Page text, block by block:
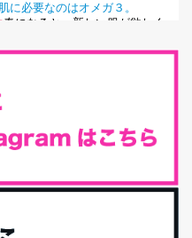
に必要なのはオメガ３。
春になると、新しい服が欲しく
です。が、と〜〜〜っても美
発...
んか？私の腸活完全版！
中でいっちばん大事！だと私
リカにしているんだけど確か
酸...